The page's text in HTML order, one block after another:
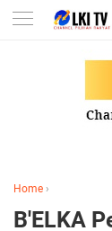
Home ›
B'ELKA